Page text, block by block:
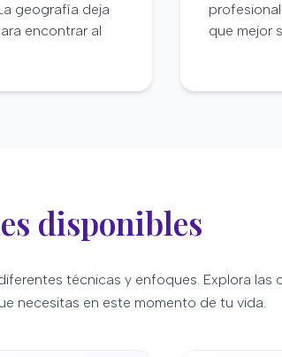
geografía deja
encontrar al
que mejor
disponibles
técnicas y enfoques. Explora las
necesitas en este momento de tu vida.